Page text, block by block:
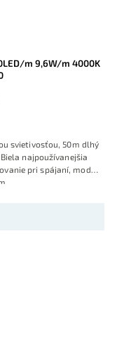
m 9,6W/m 4000K
svietivosťou, 50m dlhý
najpoužívanejšia
pri spájaní, model